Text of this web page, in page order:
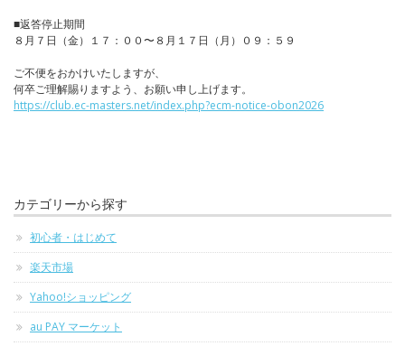
■返答停止期間
８月７日（金）１７：００〜８月１７日（月）０９：５９
ご不便をおかけいたしますが、
何卒ご理解賜りますよう、お願い申し上げます。
https://club.ec-masters.net/index.php?ecm-notice-obon2026
カテゴリーから探す
初心者・はじめて
楽天市場
Yahoo!ショッピング
au PAY マーケット